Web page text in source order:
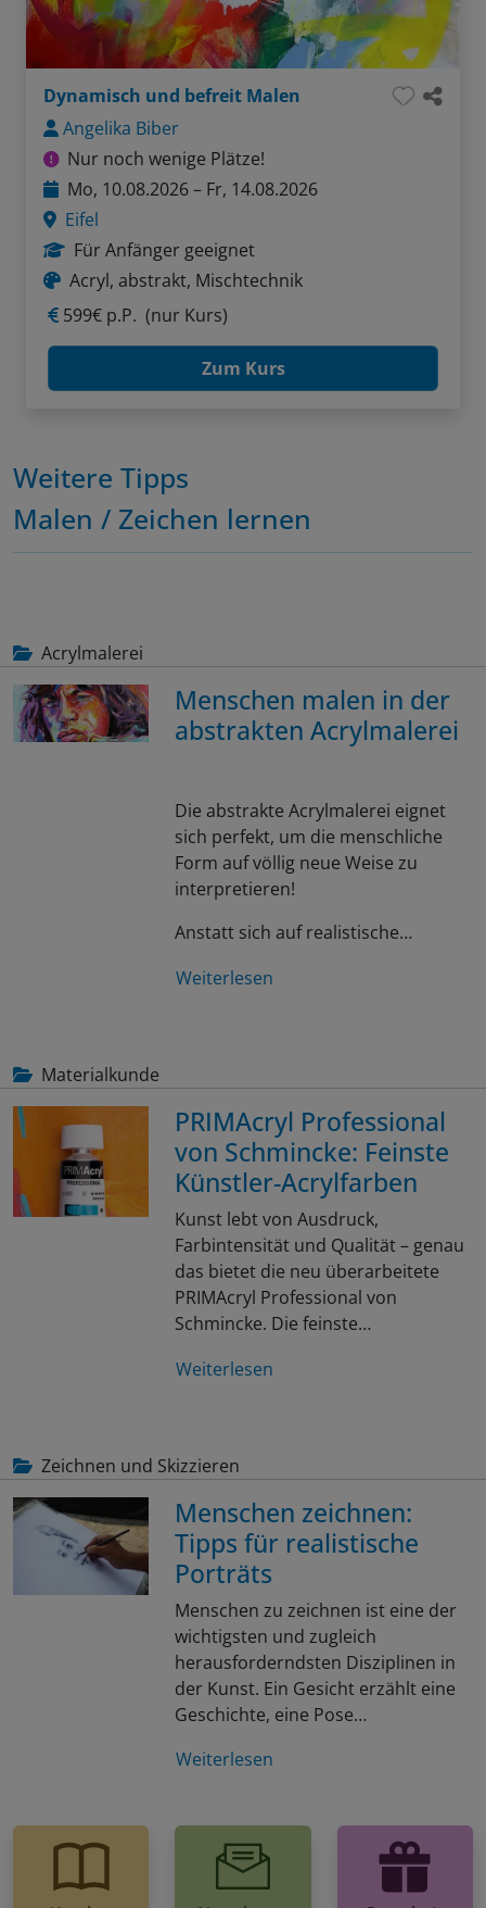
Dynamisch und befreit Malen
Angelika Biber
Nur noch wenige Plätze!
Mo, 10.08.2026 – Fr, 14.08.2026
Eifel
Für Anfänger geeignet
Acryl, abstrakt, Mischtechnik
599€ p.P. (nur Kurs)
Zum Kurs
Weitere Tipps
Malen / Zeichen lernen
Acrylmalerei
Menschen malen in der
abstrakten Acrylmalerei
Die abstrakte Acrylmalerei eignet
sich perfekt, um die menschliche
Form auf völlig neue Weise zu
interpretieren!
Anstatt sich auf realistische…
Weiterlesen
Materialkunde
PRIMAcryl Professional
von Schmincke: Feinste
Künstler-Acrylfarben
Kunst lebt von Ausdruck,
Farbintensität und Qualität – genau
das bietet die neu überarbeitete
PRIMAcryl Professional von
Schmincke. Die feinste…
Weiterlesen
Zeichnen und Skizzieren
Menschen zeichnen:
Tipps für realistische
Porträts
Menschen zu zeichnen ist eine der
wichtigsten und zugleich
herausforderndsten Disziplinen in
der Kunst. Ein Gesicht erzählt eine
Geschichte, eine Pose…
Weiterlesen